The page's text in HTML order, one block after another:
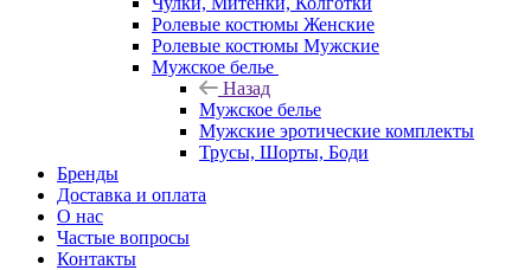
Ролевые костюмы Женские
Ролевые костюмы Мужские
Мужское белье
Назад
Мужское белье
Мужские эротические комплекты
Трусы, Шорты, Боди
Бренды
Доставка и оплата
О нас
Частые вопросы
Контакты